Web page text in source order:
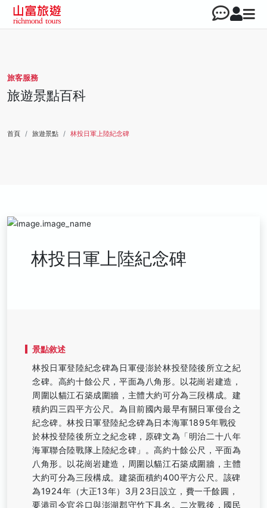
旅客服務
旅遊景點百科
首頁 旅遊景點 林投日軍上陸紀念碑
林投日軍上陸紀念碑
景點敘述
林投日軍登陸紀念碑為日軍侵澎於林投登陸後所立之紀
念碑。高約十餘公尺，平面為八角形。以花崗岩建造，
周圍以貓江石築成圍牆，主體大約可分為三段構成。建
積約四三四平方公尺。為目前國內最早有關日軍侵台之
紀念碑。林投日軍登陸紀念碑為日本海軍1895年戰役
於林投登陸後所立之紀念碑，原碑文為「明治二十八年
海軍聯合陸戰隊上陸紀念碑」。高約十餘公尺，平面為
八角形。以花崗岩建造，周圍以貓江石築成圍牆，主體
大約可分為三段構成。建築面積約400平方公尺。該碑
為1924年（大正13年）3月23日設立，費一千餘圓，
要港司令官谷口與澎湖郡守竹下具名。二次戰後，國民